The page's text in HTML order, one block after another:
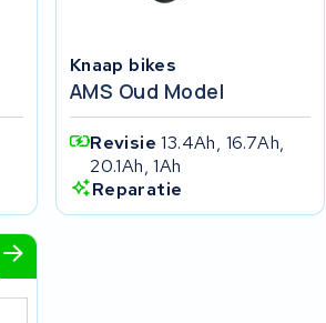
Knaap bikes
AMS Oud Model
Revisie13.4Ah, 16.7Ah,
20.1Ah, 1Ah
Reparatie